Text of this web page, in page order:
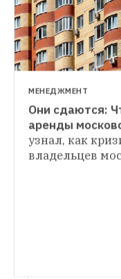
КВАРТИРА НЕДЕЛИ
Просторная
БЕРИ И ДЕЛАЙ
Как
квартирыThe
экспертов
МЕНЕДЖМЕНТ
Они сдаются:
аренды
узнал, как
владельцев